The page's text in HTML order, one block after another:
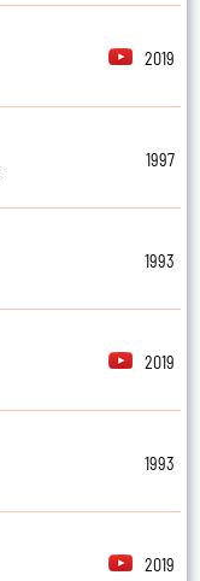
2019
1997
1993
2019
1993
2019